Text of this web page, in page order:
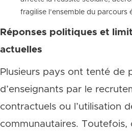
fragilise l’ensemble du parcours
Réponses politiques et
actuelles
Plusieurs pays ont tenté de
d’enseignants par le
contractuels ou l’utilisation
communautaires. Toutefois,